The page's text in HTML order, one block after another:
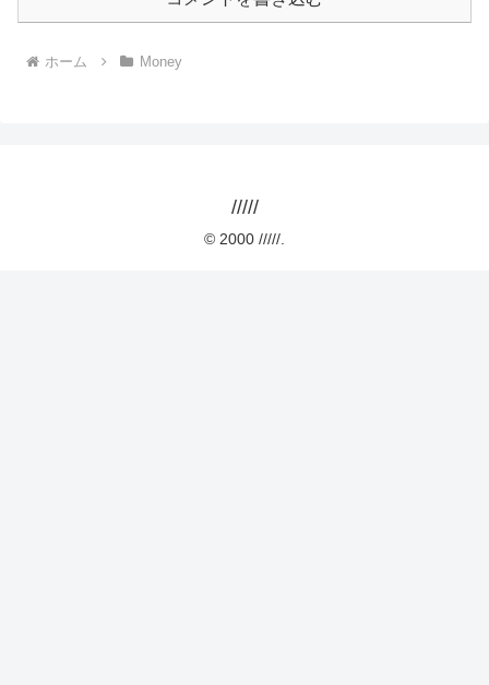
ホーム Money
/////
© 2000 /////.